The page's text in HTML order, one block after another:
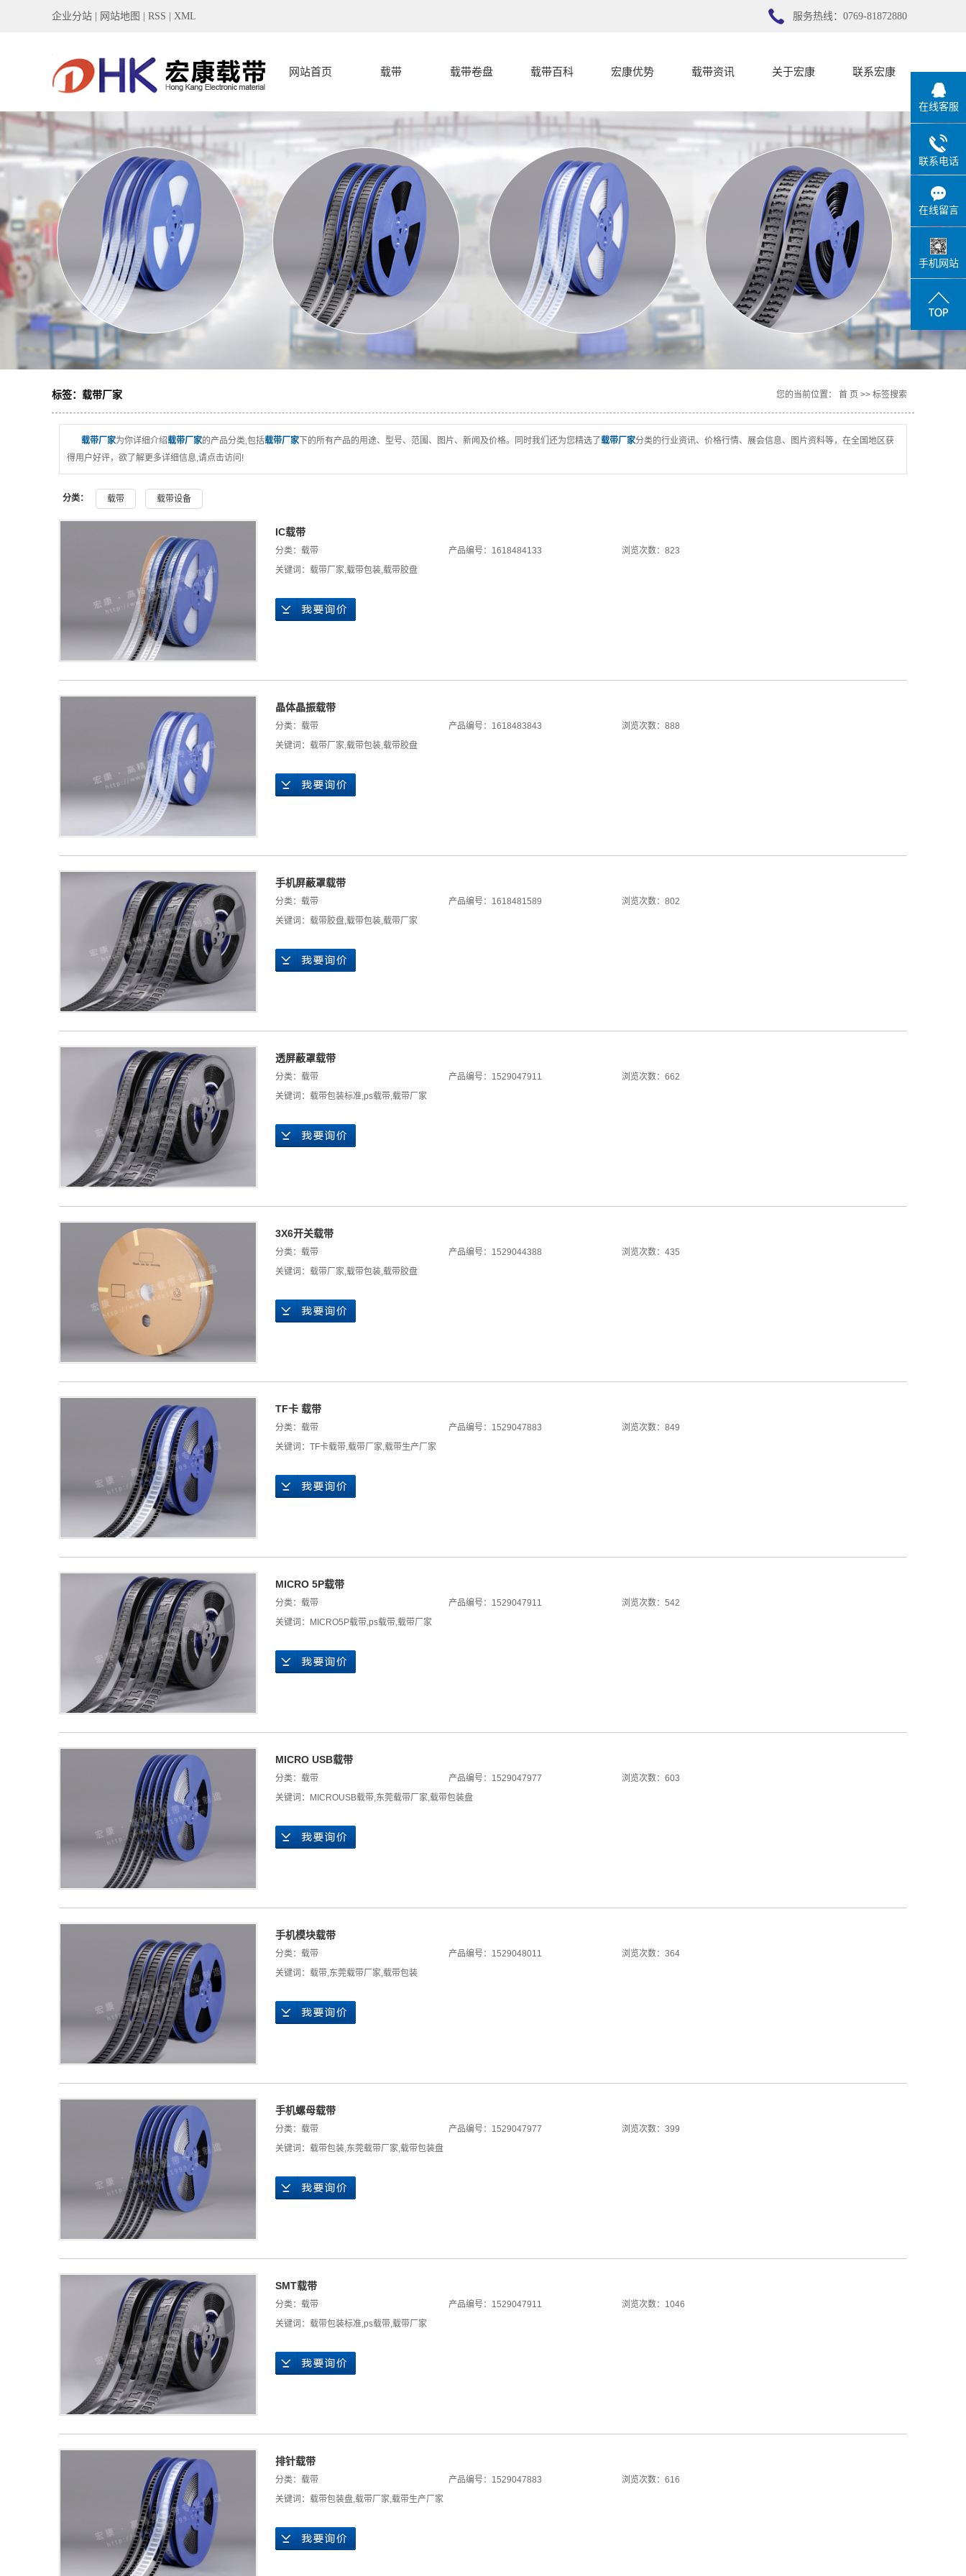
企业分站 网站地图 RSS XML 服务热线：0769-81872880
网站首页 载带
载带
盖带
载带卷盘
载带设备
代客编带
载带卷盘 载带百科
载带封合开裂
的几种常见形
式分析
载带编带过程
中的卡带和跳
料的原因
载带封合开裂
分析
载带的产品分
类
宏康载带有什
么特点，和盖
带有什么区别
宏康优势
宏康优势
载带资讯
公司新闻
技术知识
关于宏康
宏康简介
联系宏康
联系宏康
标签：载带厂家 您的当前位置： 首 页 >> 标签搜索
载带厂家为你详细介绍载带厂家的产品分类,包括载带厂家 下的所有产品的用途、型号、范围、图片、新闻及价格。同时我们还为您精选了载带厂家分类的行业资讯、价格行情、展会信息、图片资料等，在全国地区获
得用户好评，欲了解更多详细信息,请点击访问!
分类： 载带 载带设备
IC载带
分类： 载带 产品编号：1618484133
浏览次数：823
关键词： 载带厂家,载带包装,载带胶盘
晶体晶振载带
分类： 载带 产品编号：1618483843
浏览次数：888
关键词： 载带厂家,载带包装,载带胶盘
手机屏蔽罩载带
分类： 载带 产品编号：1618481589
浏览次数：802
关键词： 载带胶盘,载带包装,载带厂家
透屏蔽罩载带
分类： 载带 产品编号：1529047911
浏览次数：662
关键词： 载带包装标准,ps载带,载带厂家
3X6开关载带
分类： 载带 产品编号：1529044388
浏览次数：435
关键词： 载带厂家,载带包装,载带胶盘
TF卡 载带
分类： 载带 产品编号：1529047883
浏览次数：849
关键词： TF卡载带,载带厂家,载带生产厂家
MICRO 5P载带
分类： 载带 产品编号：1529047911
浏览次数：542
关键词：
MICRO5P载带,ps载带,载带厂家
MICRO USB载带
分类： 载带 产品编号：1529047977
浏览次数：603
关键词：
MICROUSB载带,东莞载带厂家,载带包装盘
手机模块载带
分类： 载带 产品编号：1529048011
浏览次数：364
关键词： 载带,东莞载带厂家,载带包装
手机螺母载带
分类： 载带 产品编号：1529047977
浏览次数：399
关键词： 载带包装,东莞载带厂家,载带包装盘
SMT载带
分类： 载带 产品编号：1529047911
浏览次数：1046
关键词： 载带包装标准,ps载带,载带厂家
排针载带
分类： 载带 产品编号：1529047883
浏览次数：616
关键词： 载带包装盘,载带厂家,载带生产厂家
在线客服
联系电话
在线留言
手机网站